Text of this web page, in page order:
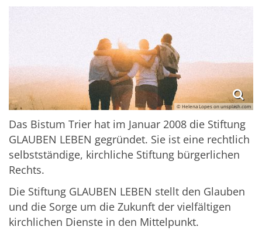
© Helena Lopes on unsplash.com
Das Bistum Trier hat im Januar 2008 die Stiftung
GLAUBEN LEBEN gegründet. Sie ist eine rechtlich
selbstständige, kirchliche Stiftung bürgerlichen
Rechts.
Die Stiftung GLAUBEN LEBEN stellt den Glauben
und die Sorge um die Zukunft der vielfältigen
kirchlichen Dienste in den Mittelpunkt.